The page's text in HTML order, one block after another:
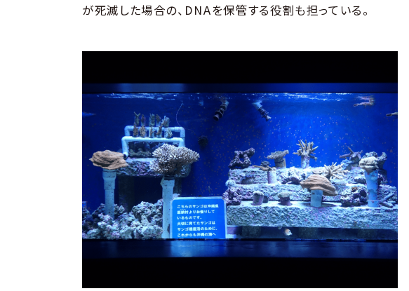
が死滅した場合の、DNAを保管する役割も担っている。